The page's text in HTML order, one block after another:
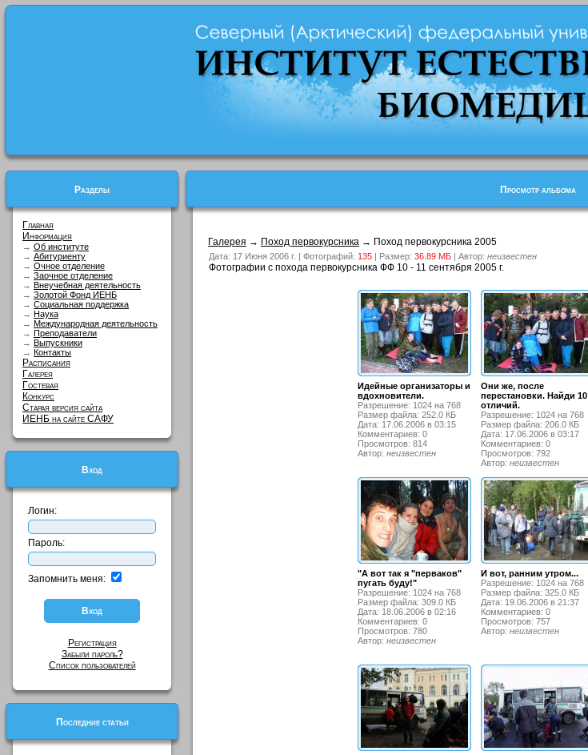
Разделы
Главная
Информация
→ Об институте
→ Абитуриенту
→ Очное отделение
→ Заочное отделение
→ Внеучебная деятельность
→ Золотой Фонд ИЕНБ
→ Социальная поддержка
→ Наука
→ Международная деятельность
→ Преподаватели
→ Выпускники
→ Контакты
Расписания
Галерея
Гостевая
Конкурс
Старая версия сайта
ИЕНБ на сайте САФУ
Вход
Логин:
Пароль:
Запомнить меня:
Регистрация
Забыли пароль?
Список пользователей
Последние статьи
Просмотр альбома
Галерея → Поход первокурсника → Поход первокурсника 2005
Дата: 17 Июня 2006 г. | Фотографий: 135 | Размер: 36.89 MБ | Автор: неизвестен
Фотографии с похода первокурсника ФФ 10 - 11 сентября 2005 г.
Идейные организаторы и
вдохновители.
Разрешение: 1024 на 768
Размер файла: 252.0 КБ
Дата: 17.06.2006 в 03:15
Комментариев: 0
Просмотров: 814
Автор: неизвестен
Они же, после
перестановки. Найди 10
отличий.
Разрешение: 1024 на 768
Размер файла: 206.0 КБ
Дата: 17.06.2006 в 03:17
Комментариев: 0
Просмотров: 792
Автор: неизвестен
"А вот так я "перваков"
пугать буду!"
Разрешение: 1024 на 768
Размер файла: 309.0 КБ
Дата: 18.06.2006 в 02:16
Комментариев: 0
Просмотров: 780
Автор: неизвестен
И вот, ранним утром...
Разрешение: 1024 на 768
Размер файла: 325.0 КБ
Дата: 19.06.2006 в 21:37
Комментариев: 0
Просмотров: 757
Автор: неизвестен